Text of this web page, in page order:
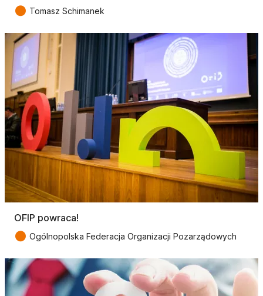
● Tomasz Schimanek
OFIP powraca!
● Ogólnopolska Federacja Organizacji Pozarządowych